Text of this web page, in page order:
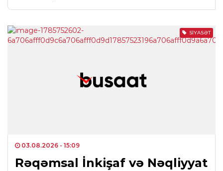
SIYASƏT
03.08.2026 - 15:09
Rəqəmsal İnkişaf və Nəqliyyat